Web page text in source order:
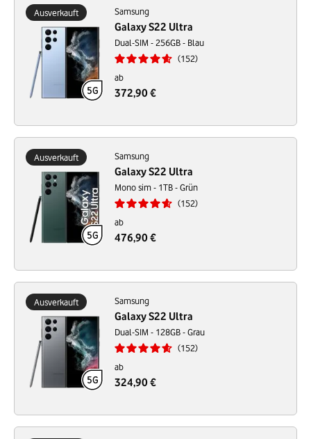
Ausverkauft Samsung
Galaxy S22 Ultra
Dual-SIM - 256GB - Blau
152
ab
372,90 €
Ausverkauft Samsung
Galaxy S22 Ultra
Mono sim - 1TB - Grün
152
ab
476,90 €
Ausverkauft Samsung
Galaxy S22 Ultra
Dual-SIM - 128GB - Grau
152
ab
324,90 €